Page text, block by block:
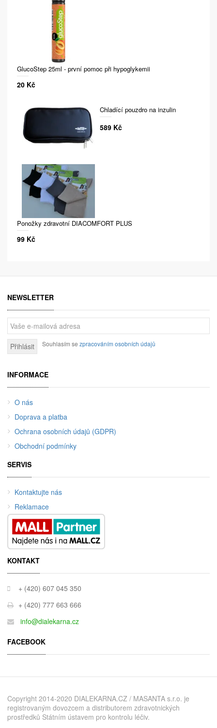
GlucoStep 25ml - první pomoc při hypoglykemii
20 Kč
Chladící pouzdro na inzulin
589 Kč
Ponožky zdravotní DIACOMFORT PLUS
99 Kč
NEWSLETTER
Přihlásit Souhlasím se zpracováním osobních údajů
INFORMACE
O nás
Doprava a platba
Ochrana osobních údajů (GDPR)
Obchodní podmínky
SERVIS
Kontaktujte nás
Reklamace
KONTAKT
+ (420) 607 045 350
+ (420) 777 663 666
info@dialekarna.cz
FACEBOOK
Copyright 2014-2020 DIALEKARNA.CZ / MASANTA s.r.o. je
registrovaným dovozcem a distributorem zdravotnických
prostředků Státním ústavem pro kontrolu léčiv.